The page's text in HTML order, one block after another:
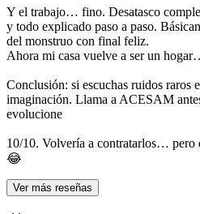
Y el trabajo… fino. Desatasco
y todo explicado paso a paso.
del monstruo con final feliz.
Ahora mi casa vuelve a ser un
Conclusión: si escuchas ruidos raros
imaginación. Llama a ACESAM
evolucione
10/10. Volvería a contratarlos… pero
😂
Ver más reseñas